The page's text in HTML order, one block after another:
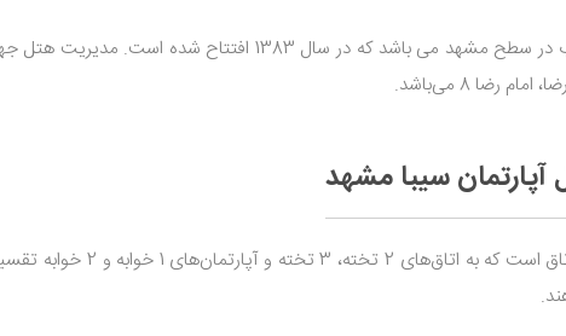
یکی از هتل آپارتمان های خوب در سطح مشهد می باشد که
رضا 8 می‌باشد.
سیبا مشهد
دارای 4 طبقه ساختمانی